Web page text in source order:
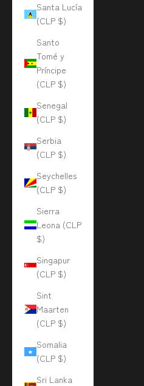
Santa Lucía
(CLP $)
Santo
Tomé y
Príncipe
(CLP $)
Senegal
(CLP $)
Serbia
(CLP $)
Seychelles
(CLP $)
Sierra
Leona (CLP
$)
Singapur
(CLP $)
Sint
Maarten
(CLP $)
Somalia
(CLP $)
Sri Lanka